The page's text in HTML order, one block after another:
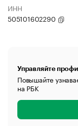
ИНН
505101602290
Управляйте
Повышайте
на РБК